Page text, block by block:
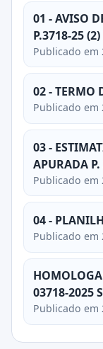
01 - AVISO
P.3718-25 (2)
Publicado em
02 - TERMO
Publicado em
03 -
APURADA
Publicado em
04 -
Publicado em
03718-2025
Publicado em